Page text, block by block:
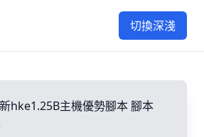
切換深淺
hke1.25B主機優勢腳本 腳本